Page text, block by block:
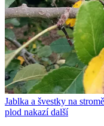
Jablka a švestky na
plod nakazí další